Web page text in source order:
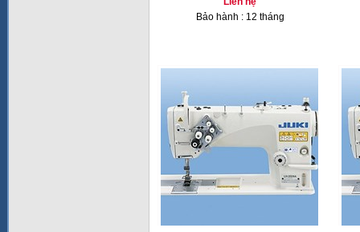
Bảo hành : 12 tháng